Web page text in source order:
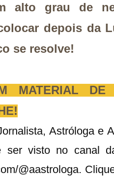
alto grau de
depois da
se resolve!
MATERIAL DE
Astróloga e
ser visto no canal
@aastrologa.